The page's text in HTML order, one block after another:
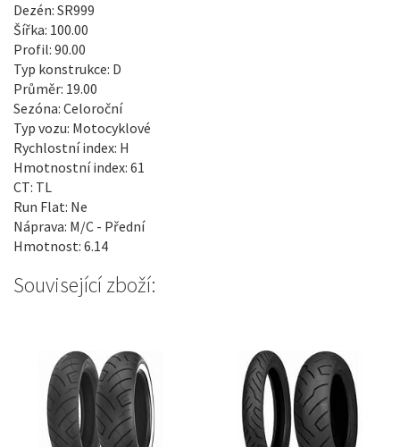
Dezén: SR999
Šířka: 100.00
Profil: 90.00
Typ konstrukce: D
Průměr: 19.00
Sezóna: Celoroční
Typ vozu: Motocyklové
Rychlostní index: H
Hmotnostní index: 61
CT: TL
Run Flat: Ne
Náprava: M/C - Přední
Hmotnost: 6.14
Související zboží: